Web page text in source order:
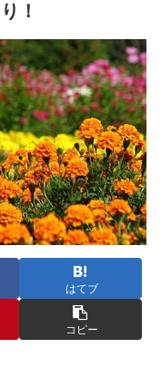
！
はてブ
コピー